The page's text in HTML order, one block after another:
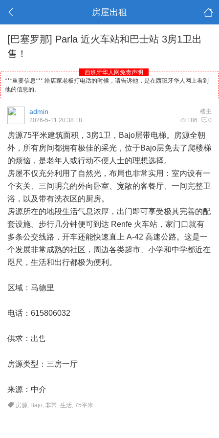
房屋出租
[巴塞罗那] Parla 近火车站和巴士站 3房1卫出
售！
西班牙华人网免责声明
***重要信息*** 给店家老板打电话的时候，请告诉他，是在西班牙华人网上看到
他的信息的。
楼主
admin
186 0
2026-5-11 20:38:18
房源75平米建筑面积，3房1卫，Bajo层带电梯。房源全朝
外，所有房间都拥有极佳的采光，位于Bajo层免去了爬楼梯
的烦恼，是老年人或行动不便人士的理想选择。
房屋不仅充分利用了自然光，布局也非常实用：室内设有一
个玄关、三间明亮的外向卧室、宽敞的客餐厅、一间完整卫
浴，以及带有洗衣区的厨房。
房源所在的地段生活气息浓厚，出门即可享受极其完善的配
套设施。步行几分钟便可到达 Renfe 火车站，家门口就有
多条公交线路，开车还能快速直上 A-42 高速公路。这是一
个发展非常成熟的社区，周边各类超市、小学和中学都近在
咫尺，生活和出行都极为便利。
区域： 马德里
电话：615806032
供求：出售
房源类型：三房一厅
来源：中介
房源, Bajo,非常,生活,75平米